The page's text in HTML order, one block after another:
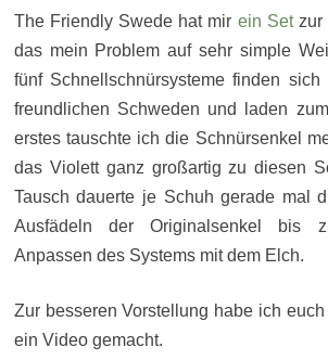
The Friendly Swede hat mir ein Setzur
das mein Problem auf sehr simple
fünf Schnellschnürsysteme finden
freundlichen Schweden und laden
erstes tauschte ich die Schnürsenkel
das Violett ganz großartig zu diesen
Tausch dauerte je Schuh gerade mal
Ausfädeln der Originalsenkel bis
Anpassen des Systems mit dem Elch.
Zur besseren Vorstellung habe ich euch
ein Video gemacht.